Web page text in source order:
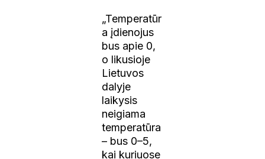
„Temperatūr
a įdienojus
bus apie 0,
o likusioje
Lietuvos
dalyje
laikysis
neigiama
temperatūra
– bus 0–5,
kai kuriuose